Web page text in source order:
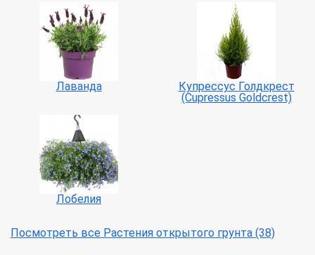
Лаванда
Купрессус Голдкрест
(Cupressus Goldcrest)
Лобелия
Посмотреть все Растения открытого грунта (38)